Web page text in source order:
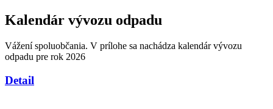
Kalendár vývozu odpadu
Vážení spoluobčania. V prílohe sa nachádza kalendár vývozu
odpadu pre rok 2026
Detail